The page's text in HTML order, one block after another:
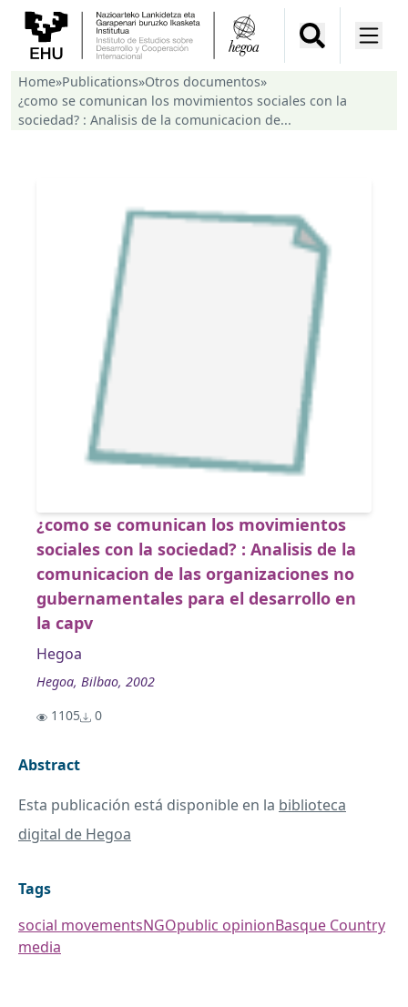
Home»Publications»Otros documentos»
¿como se comunican los movimientos sociales con la
sociedad? : Analisis de la comunicacion de...
¿como se comunican los movimientos
sociales con la sociedad? : Analisis de la
comunicacion de las organizaciones no
gubernamentales para el desarrollo en
la capv
Hegoa
Hegoa, Bilbao, 2002
1105
0
Abstract
Esta publicación está disponible en la biblioteca
digital de Hegoa
Tags
social movementsNGOpublic opinionBasque Country
media